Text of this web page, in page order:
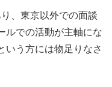
、東京以外での面談
ルでの活動が主軸にな
いう方には物足りなさ